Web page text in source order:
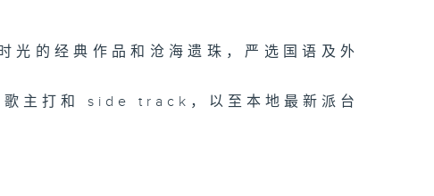
的经典作品和沧海遗珠，严选国语及外
主打和 side track，以至本地最新派台